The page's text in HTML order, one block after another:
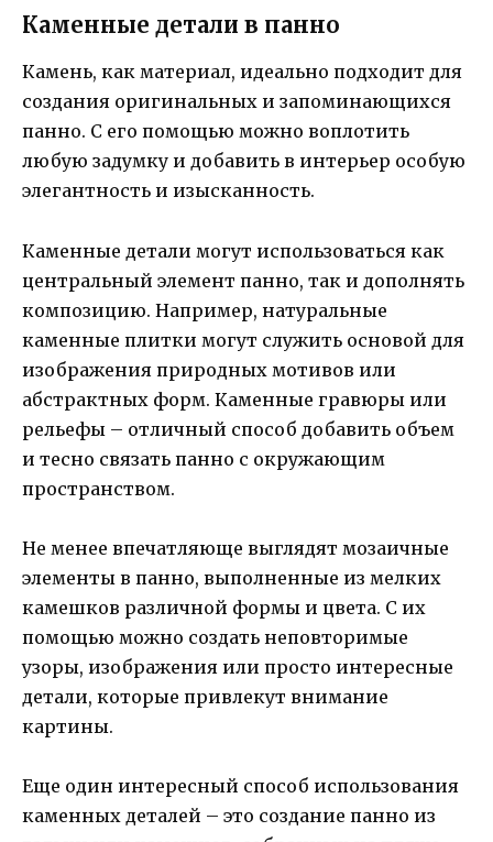
Каменные детали в панно
Камень, как материал, идеально подходит для
создания оригинальных и запоминающихся
панно. С его помощью можно воплотить
любую задумку и добавить в интерьер особую
элегантность и изысканность.
Каменные детали могут использоваться как
центральный элемент панно, так и дополнять
композицию. Например, натуральные
каменные плитки могут служить основой для
изображения природных мотивов или
абстрактных форм. Каменные гравюры или
рельефы – отличный способ добавить объем
и тесно связать панно с окружающим
пространством.
Не менее впечатляюще выглядят мозаичные
элементы в панно, выполненные из мелких
камешков различной формы и цвета. С их
помощью можно создать неповторимые
узоры, изображения или просто интересные
детали, которые привлекут внимание
картины.
Еще один интересный способ использования
каменных деталей – это создание панно из